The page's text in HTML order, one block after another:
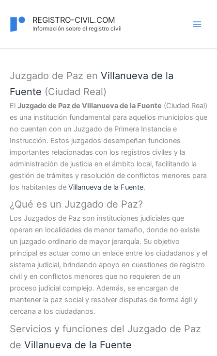
contenido
REGISTRO-CIVIL.COM
Información sobre el registro civil
Juzgado de Paz en Villanueva de la
Fuente (Ciudad Real)
El Juzgado de Paz de Villanueva de la Fuente (Ciudad Real)
es una institución fundamental para aquellos municipios que
no cuentan con un Juzgado de Primera Instancia e
Instrucción. Estos juzgados desempeñan funciones
importantes relacionadas con los registros civiles y la
administración de justicia en el ámbito local, facilitando la
gestión de trámites y resolución de conflictos menores para
los habitantes de Villanueva de la Fuente.
¿Qué es un Juzgado de Paz?
Los Juzgados de Paz son instituciones judiciales que
operan en localidades de menor tamaño, donde no existe
un juzgado ordinario de mayor jerarquía. Su objetivo
principal es actuar como un enlace entre los ciudadanos y el
sistema judicial, brindando apoyo en cuestiones de registro
civil y en conflictos menores que no requieren de un
proceso judicial complejo. Además, se encargan de
mantener la paz social y resolver disputas de forma ágil y
cercana a los ciudadanos.
Servicios y funciones del Juzgado de Paz
de Villanueva de la Fuente